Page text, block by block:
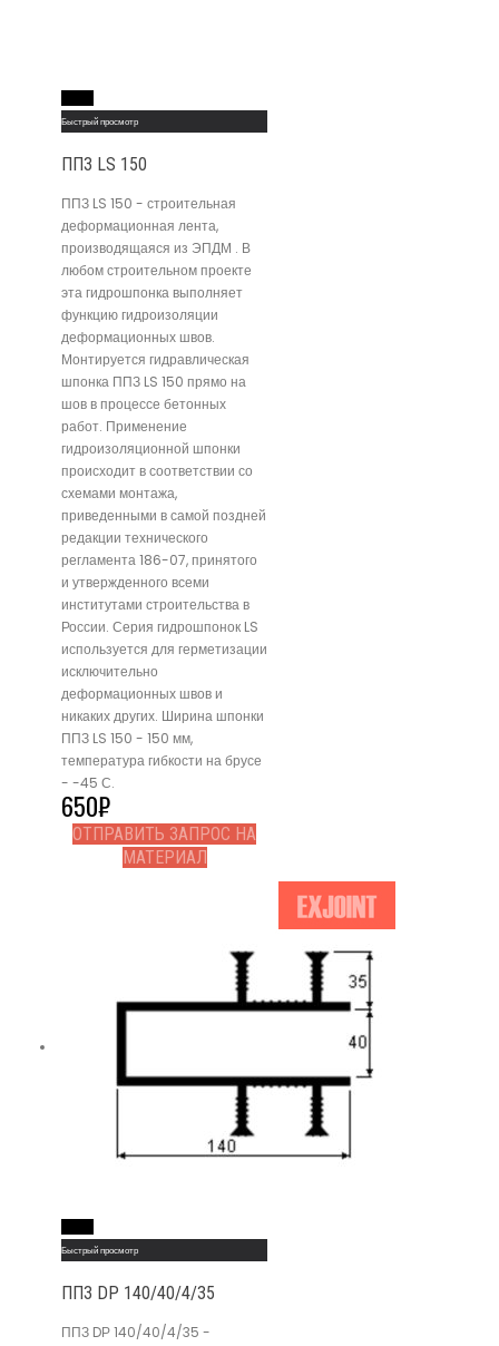
Быстрый просмотр
ППЗ LS 150
ППЗ LS 150 - строительная
деформационная лента,
производящаяся из ЭПДМ . В
любом строительном проекте
эта гидрошпонка выполняет
функцию гидроизоляции
деформационных швов.
Монтируется гидравлическая
шпонка ППЗ LS 150 прямо на
шов в процессе бетонных
работ. Применение
гидроизоляционной шпонки
происходит в соответствии со
схемами монтажа,
приведенными в самой поздней
редакции технического
регламента 186-07, принятого
и утвержденного всеми
институтами строительства в
России. Серия гидрошпонок LS
используется для герметизации
исключительно
деформационных швов и
никаких других. Ширина шпонки
ППЗ LS 150 - 150 мм,
температура гибкости на брусе
- -45 С.
650₽
ОТПРАВИТЬ ЗАПРОС НА
МАТЕРИАЛ
Быстрый просмотр
ППЗ DР 140/40/4/35
ППЗ DР 140/40/4/35 -